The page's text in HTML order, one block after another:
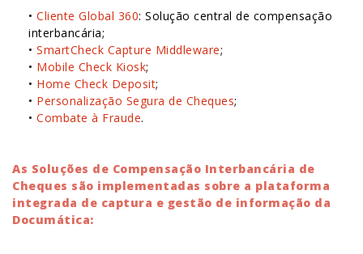
• Cliente Global 360: Solução central de compensação
interbancária;
• SmartCheck Capture Middleware;
• Mobile Check Kiosk;
• Home Check Deposit;
• Personalização Segura de Cheques;
• Combate à Fraude.
As Soluções de Compensação Interbancária de
Cheques são implementadas sobre a plataforma
integrada de captura e gestão de informação da
Documática: